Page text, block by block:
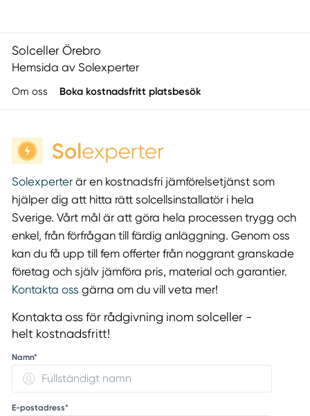
Solceller Örebro
Hemsida av Solexperter
Om oss Boka kostnadsfritt platsbesök
Solexperterär en kostnadsfri jämförelsetjänst som
hjälper dig att hitta rätt solcellsinstallatör i hela
Sverige. Vårt mål är att göra hela processen trygg och
enkel, från förfrågan till färdig anläggning. Genom oss
kan du få upp till fem offerter från noggrant granskade
företag och själv jämföra pris, material och garantier.
Kontakta oss gärna om du vill veta mer!
Kontakta oss för rådgivning inom solceller -
helt kostnadsfritt!
Namn*
E-postadress*